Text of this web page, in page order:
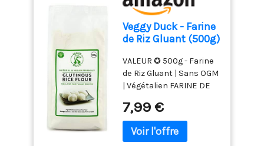
Veggy Duck - Farine
de Riz Gluant (500g)
VALEUR ✪ 500g - Farine
de Riz Gluant | Sans OGM
| Végétalien FARINE DE
Gluant est aussi appelé
riz sucré ou riz gluant
car la quantité
7,99 €